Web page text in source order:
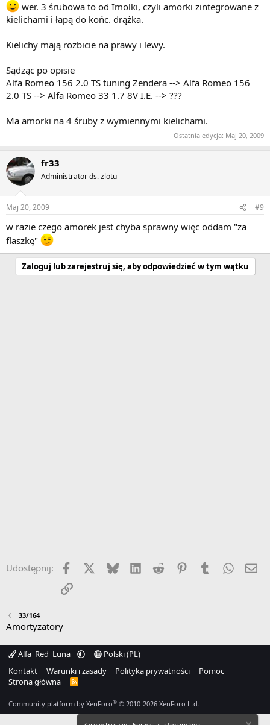
wer. 3 śrubowa to od Imolki, czyli amorki zintegrowane z
kielichami i łapą do końc. drążka.
Kielichy mają rozbicie na prawy i lewy.
Sądząc po opisie
Alfa Romeo 156 2.0 TS tuning Zendera --> Alfa Romeo 156
2.0 TS --> Alfa Romeo 33 1.7 8V I.E. --> ???
Ma amorki na 4 śruby z wymiennymi kielichami.
Ostatnia edycja: Maj 20, 2009
fr33
Administrator ds. zlotu
Maj 20, 2009 #9
w razie czego amorek jest chyba sprawny więc oddam "za
flaszkę"
Zaloguj lub zarejestruj się, aby odpowiedzieć w tym wątku
Udostępnij: Facebook Bluesky LinkedInReddit PinterestTumblr
Link
33/164
Amortyzatory
Alfa_Red_Luna
Polski (PL)
Kontakt
Warunki i zasady Polityka prywatności
Pomoc
Strona główna
R
Community platform by XenForo® © 2010-2026 XenForo Ltd.